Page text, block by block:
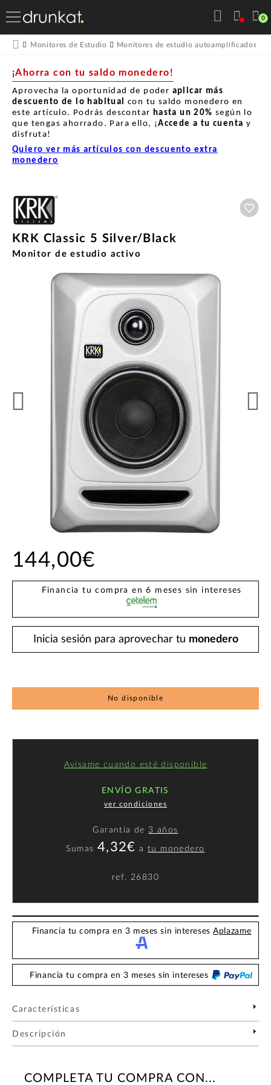
0
Monitores de Estudio Monitores de estudio autoamplificados
¡Ahorra con tu saldo monedero!
Aprovecha la oportunidad de poder aplicar más
descuento de lo habitual con tu saldo monedero en
este artículo. Podrás descontar hasta un 20% según lo
que tengas ahorrado. Para ello, ¡Accede a tu cuenta y
disfruta!
Quiero ver más artículos con descuento extra
monedero
KRK Classic 5 Silver/Black
Monitor de estudio activo
144,00€
Financia tu compra en 6 meses sin intereses
Inicia sesión para aprovechar tu monedero
No disponible
Avísame cuando esté disponible
ENVÍO GRATIS
ver condiciones
Garantía de 3 años
Sumas 4,32€ atu monedero
ref. 26830
Financia tu compra en 3 meses sin interesesAplazame
Financia tu compra en 3 meses sin intereses
Características
Descripción
COMPLETA TU COMPRA CON...